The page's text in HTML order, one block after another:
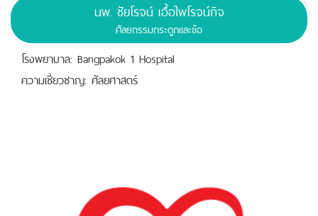
นพ. ชัยโรจน์ เอื้อไพโรจน์กิจ
ศัลยกรรมกระดูกและข้อ
โรงพยาบาล: Bangpakok 1 Hospital
ความเชี่ยวชาญ: ศัลยศาสตร์